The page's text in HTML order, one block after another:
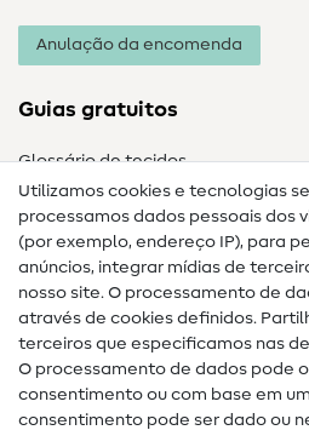
Anulação da encomenda
Guias gratuitos
Glossário de tecidos
Guias de costura
Ajuda e contacto
Contacto
Mudança de proprietário
Utilizamos cookies e tecnologias
processamos dados pessoais dos
(por exemplo, endereço IP), para
anúncios, integrar mídias de
nosso site. O processamento de
através de cookies definidos.
terceiros que especificamos nas
O processamento de dados pode
consentimento ou com base em
consentimento pode ser dado ou